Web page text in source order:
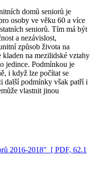
domů seniorů je
osoby ve věku 60 a více
seniorů. Tím má být
a nezávislost,
způsob života na
na mezilidské vztahy
jedince. Podmínkou je
i když lze počítat se
další podmínky však patří i
vlastnit jinou
2016-2018" [ PDF, 62.1